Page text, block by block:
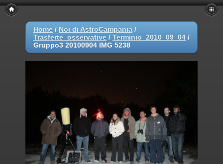
Home / Noi di AstroCampania /
Trasferte_osservative / Terminio_2010_09_04 /
Gruppo3 20100904 IMG 5238